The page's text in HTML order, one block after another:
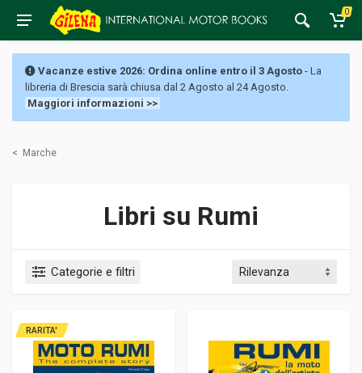
0
Vacanze estive 2026: Ordina online entro il 3 Agosto - La
libreria di Brescia sarà chiusa dal 2 Agosto al 24 Agosto.
Maggiori informazioni >>
< Marche
Libri su Rumi
Categorie e filtri
RARITA'